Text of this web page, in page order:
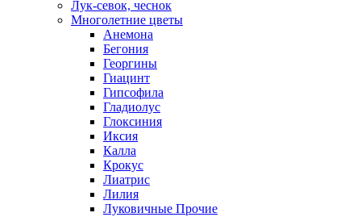
Лук-севок, чеснок
Многолетние цветы
Анемона
Бегония
Георгины
Гиацинт
Гипсофила
Гладиолус
Глоксиния
Иксия
Калла
Крокус
Лиатрис
Лилия
Луковичные Прочие